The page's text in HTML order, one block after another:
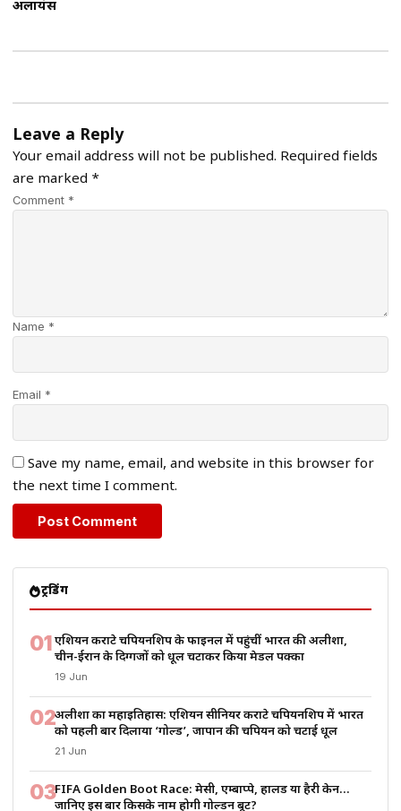
अलायंस
Leave a Reply
Your email address will not be published. Required fields
are marked *
Comment *
Name *
Email *
Save my name, email, and website in this browser for
the next time I comment.
ट्रेंडिंग
01एशियन कराटे चैंपियनशिप के फाइनल में पहुंचीं भारत की अलीशा,
चीन-ईरान के दिग्गजों को धूल चटाकर किया मेडल पक्का
19 Jun
02अलीशा का महाइतिहास: एशियन सीनियर कराटे चैंपियनशिप में भारत
को पहली बार दिलाया ‘गोल्ड’, जापान की चैंपियन को चटाई धूल
21 Jun
03FIFA Golden Boot Race: मेसी, एम्बाप्पे, हालैंड या हैरी केन…
जानिए इस बार किसके नाम होगी गोल्डन बूट?